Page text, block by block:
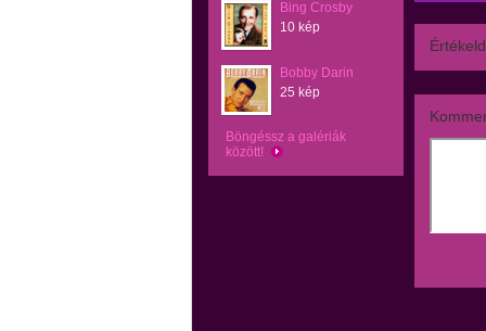
Bing Crosby
10 kép
Bobby Darin
25 kép
Böngéssz a galériák
között!